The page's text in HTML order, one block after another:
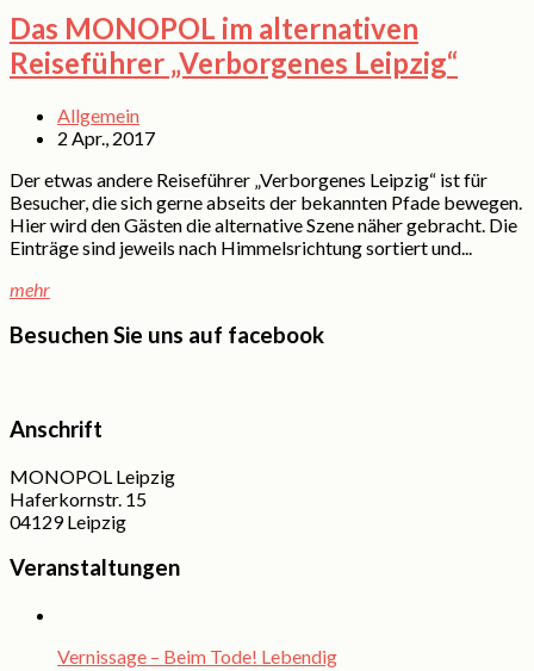
Das MONOPOL im alternativen
Reiseführer „Verborgenes Leipzig“
Allgemein
2 Apr., 2017
Der etwas andere Reiseführer „Verborgenes Leipzig“ ist für
Besucher, die sich gerne abseits der bekannten Pfade bewegen.
Hier wird den Gästen die alternative Szene näher gebracht. Die
Einträge sind jeweils nach Himmelsrichtung sortiert und...
mehr
Besuchen Sie uns auf facebook
Anschrift
MONOPOL Leipzig
Haferkornstr. 15
04129 Leipzig
Veranstaltungen
Vernissage – Beim Tode! Lebendig